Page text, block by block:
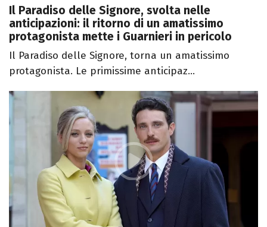
Il Paradiso delle Signore, svolta nelle
anticipazioni: il ritorno di un amatissimo
protagonista mette i Guarnieri in pericolo
Il Paradiso delle Signore, torna un amatissimo
protagonista. Le primissime anticipaz...